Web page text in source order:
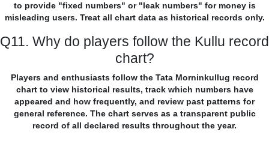
to provide "fixed numbers" or "leak numbers" for money is
misleading users. Treat all chart data as historical records only.
Q11. Why do players follow the Kullu record
chart?
Players and enthusiasts follow the Tata Morninkullug record
chart to view historical results, track which numbers have
appeared and how frequently, and review past patterns for
general reference. The chart serves as a transparent public
record of all declared results throughout the year.